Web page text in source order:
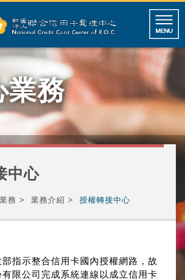
業務
中心
務 業務介紹 授權轉接中心
指示整合信用卡國內授權網路，故
限公司完成系統連線以成立信用卡